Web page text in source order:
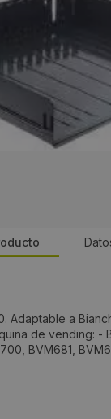
Adaptable a
de vending: -
BVM681,